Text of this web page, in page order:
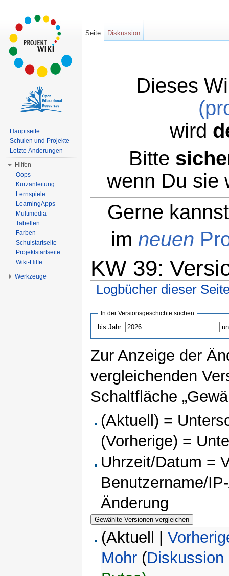
Dieses
wird
Bitte
wenn Du sie
Gerne
im neuen
KW 39:
Logbücher dieser
In der Versionsgeschichte suchen
bis Jahr:
Zur Anzeige der
vergleichenden
Schaltfläche
(Aktuell) =
(Vorherige) =
Uhrzeit/Datum =
Benutzername/
Änderung
(Aktuell |
Mohr (Diskussion
Seite Diskussion
Hauptseite
Schulen und Projekte
Letzte Änderungen
Hilfen
Oops
Kurzanleitung
Lernspiele
LearningApps
Multimedia
Tabellen
Farben
Schulstartseite
Projektstartseite
Wiki-Hilfe
Werkzeuge